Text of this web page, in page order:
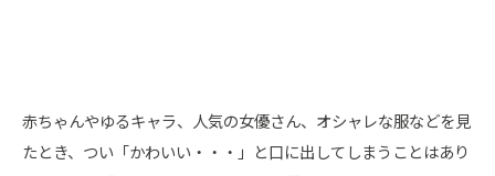
赤ちゃんやゆるキャラ、人気の女優さん、オシャレな服などを見
たとき、つい「かわいい・・・」と口に出してしまうことはあり